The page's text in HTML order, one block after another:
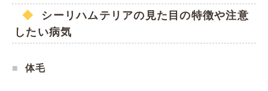
シーリハムテリアの見た目の特徴や注意
したい病気
体毛